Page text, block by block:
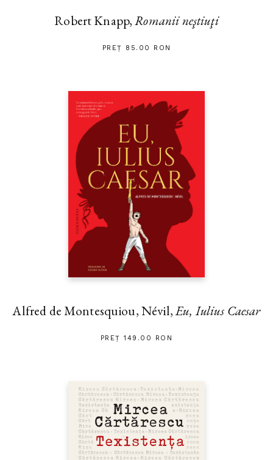
Robert Knapp,Romanii neştiuţi
PREȚ 85.00 RON
Alfred de Montesquiou, Névil,Eu, Iulius Caesar
PREȚ 149.00 RON